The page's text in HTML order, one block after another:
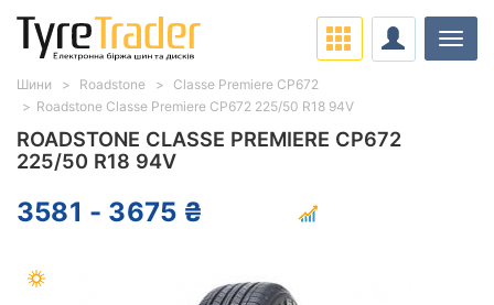
ROADSTONE CLASSE PREMIERE CP672
225/50 R18 94V
3581 - 3675 ₴
Шини Roadstone
Classe Premiere CP672
Roadstone Classe Premiere CP672 225/50 R18 94V